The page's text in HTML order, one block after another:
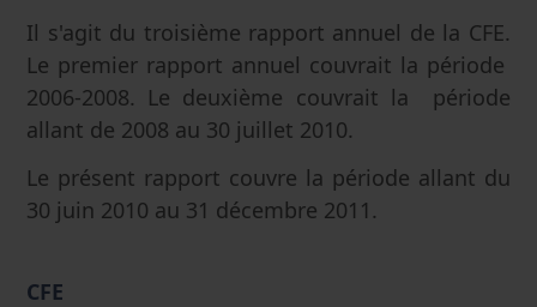
Il s'agit du troisième rapport annuel de la CFE.
Le premier rapport annuel couvrait la période
2006-2008. Le deuxième couvrait la période
allant de 2008 au 30 juillet 2010.
Le présent rapport couvre la période allant du
30 juin 2010 au 31 décembre 2011.
CFE